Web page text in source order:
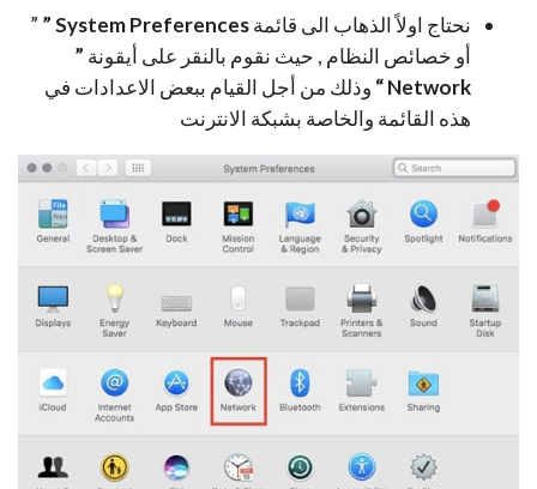
نحتاج اولاً الذهاب الى قائمةSystem Preferences ”
”
أو خصائص النظام , حيث نقوم بالنقر على أيقونة ”
Network “
وذلك من أجل القيام ببعض الاعدادات في
هذه القائمة والخاصة بشبكة الانترنت